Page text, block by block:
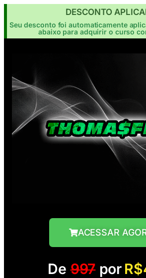
DESCONTO
Seu desconto foi automaticamente
abaixo para adquirir o curso
ACESSAR
De 997 por